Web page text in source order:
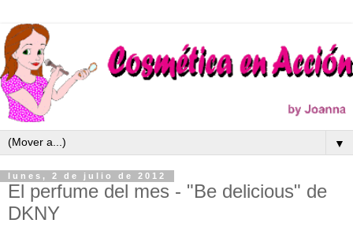
▼
lunes, 2 de julio de 2012
El perfume del mes - "Be delicious" de
DKNY